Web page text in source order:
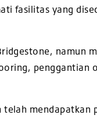
fasilitas yang
namun
penggantian
telah